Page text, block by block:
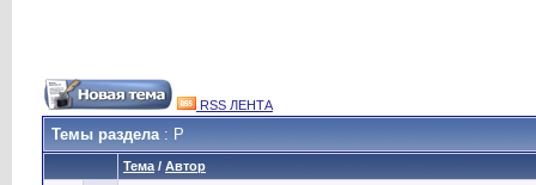
RSS ЛЕНТА
Темы раздела: P
Тема / Автор